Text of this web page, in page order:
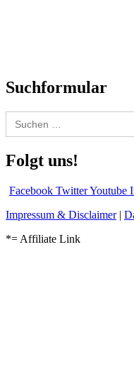
Suchformular
Search
for:
Folgt uns!
Facebook TwitterYoutube
Impressum & Disclaimer|
*= Affiliate Link